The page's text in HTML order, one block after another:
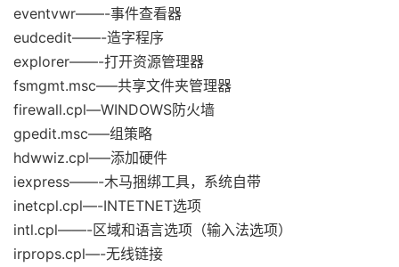
eventvwr——-事件查看器
eudcedit——-造字程序
explorer——-打开资源管理器
fsmgmt.msc—–共享文件夹管理器
firewall.cpl—WINDOWS防火墙
gpedit.msc—–组策略
hdwwiz.cpl—–添加硬件
iexpress——-木马捆绑工具，系统自带
inetcpl.cpl—-INTETNET选项
intl.cpl——-区域和语言选项（输入法选项）
irprops.cpl—-无线链接